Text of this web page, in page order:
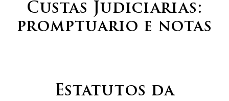
Custas Judiciarias:
promptuario e notas
Estatutos da